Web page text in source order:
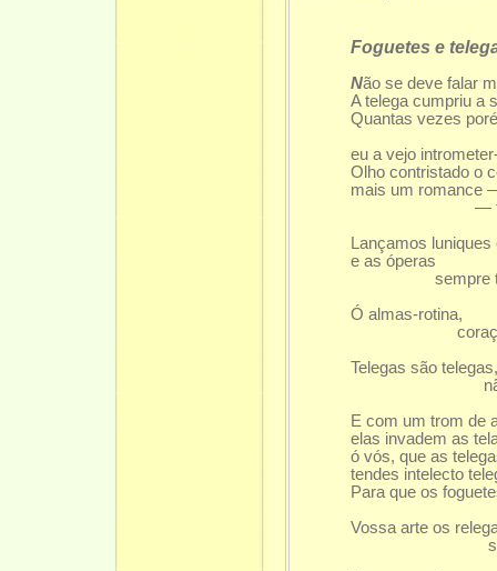
Foguetes e
Não se deve falar
A telega cumpriu a
Quantas vezes
eu a vejo
Olho contristado o
mais um romance
—
Lançamos
e as óperas
sempre
Ó almas-rotina,
corações
Telegas são
não são
E com um trom de
elas invadem as
ó vós, que as
tendes intelecto
Para que os
Vossa arte os
só